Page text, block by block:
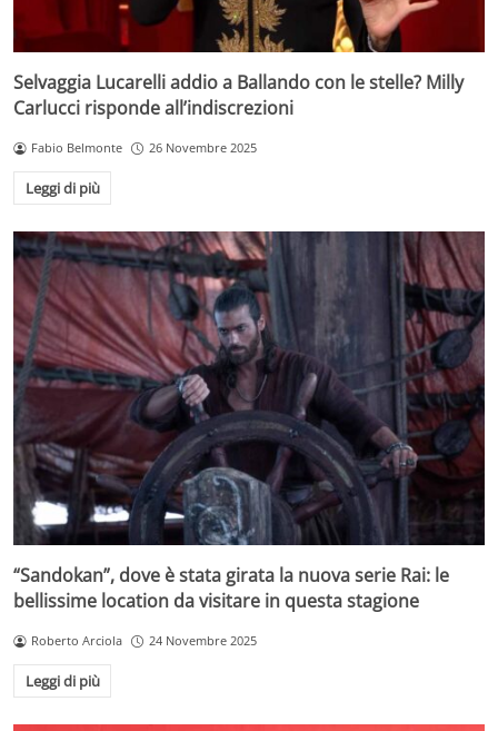
Selvaggia Lucarelli addio a Ballando con le stelle? Milly
Carlucci risponde all’indiscrezioni
Fabio Belmonte 26 Novembre 2025
Leggi di più
“Sandokan”, dove è stata girata la nuova serie Rai: le
bellissime location da visitare in questa stagione
Roberto Arciola 24 Novembre 2025
Leggi di più